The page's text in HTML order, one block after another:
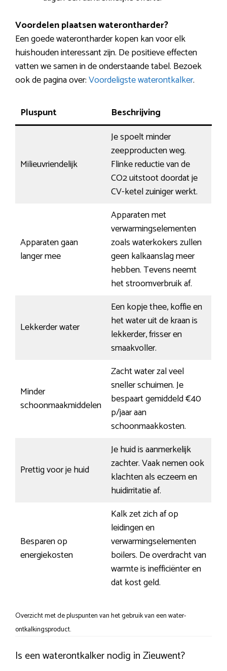
Voordelen plaatsen waterontharder?
Een goede waterontharder kopen kan voor elk
huishouden interessant zijn. De positieve effecten
vatten we samen in de onderstaande tabel. Bezoek
ook de pagina over:Voordeligste waterontkalker.
Pluspunt Beschrijving
Milieuvriendelijk
Je spoelt minder
zeepproducten weg.
Flinke reductie van de
CO2 uitstoot doordat je
CV-ketel zuiniger werkt.
Apparaten gaan
langer mee
Apparaten met
verwarmingselementen
zoals waterkokers zullen
geen kalkaanslag meer
hebben. Tevens neemt
het stroomverbruik af.
Lekkerder water
Een kopje thee, koffie en
het water uit de kraan is
lekkerder, frisser en
smaakvoller.
Minder
schoonmaakmiddelen
Zacht water zal veel
sneller schuimen. Je
bespaart gemiddeld €40
p/jaar aan
schoonmaakkosten.
Prettig voor je huid
Je huid is aanmerkelijk
zachter. Vaak nemen ook
klachten als eczeem en
huidirritatie af.
Besparen op
energiekosten
Kalk zet zich af op
leidingen en
verwarmingselementen
boilers. De overdracht van
warmte is inefficiënter en
dat kost geld.
Overzicht met de pluspunten van het gebruik van een water-
ontkalkingsproduct.
Is een waterontkalker nodig in Zieuwent?